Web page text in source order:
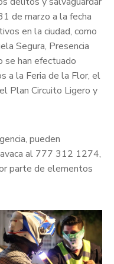
de marzo a la fecha
en la ciudad, como
Segura, Presencia
se han efectuado
a la Feria de la Flor, el
Plan Circuito Ligero y
pueden
al 777 312 1274,
parte de elementos